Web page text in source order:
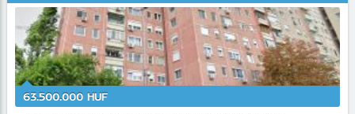
63.500.000 HUF